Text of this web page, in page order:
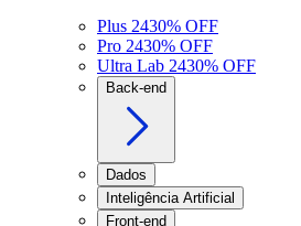
Plus 2430% OFF
Pro 2430% OFF
Ultra Lab 2430% OFF
Back-end
Dados
Inteligência Artificial
Front-end